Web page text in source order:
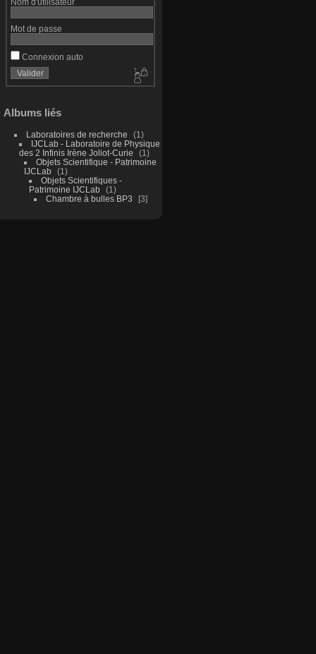
Mot de passe
Connexion auto
Albums liés
Laboratoires de recherche
1
IJCLab - Laboratoire de Physique
des 2 Infinis Irène Joliot-Curie
1
Objets Scientifique - Patrimoine
IJCLab
1
Objets Scientifiques -
Patrimoine IJCLab
1
Chambre à bulles BP3
3